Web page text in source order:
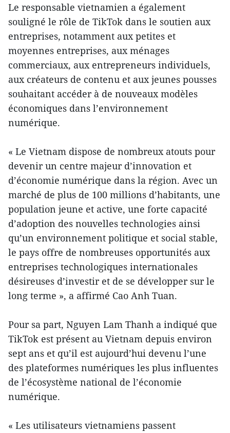
Le responsable vietnamien a également
souligné le rôle de TikTok dans le soutien aux
entreprises, notamment aux petites et
moyennes entreprises, aux ménages
commerciaux, aux entrepreneurs individuels,
aux créateurs de contenu et aux jeunes pousses
souhaitant accéder à de nouveaux modèles
économiques dans l’environnement
numérique.
« Le Vietnam dispose de nombreux atouts pour
devenir un centre majeur d’innovation et
d’économie numérique dans la région. Avec un
marché de plus de 100 millions d’habitants, une
population jeune et active, une forte capacité
d’adoption des nouvelles technologies ainsi
qu’un environnement politique et social stable,
le pays offre de nombreuses opportunités aux
entreprises technologiques internationales
désireuses d’investir et de se développer sur le
long terme », a affirmé Cao Anh Tuan.
Pour sa part, Nguyen Lam Thanh a indiqué que
TikTok est présent au Vietnam depuis environ
sept ans et qu’il est aujourd’hui devenu l’une
des plateformes numériques les plus influentes
de l’écosystème national de l’économie
numérique.
« Les utilisateurs vietnamiens passent